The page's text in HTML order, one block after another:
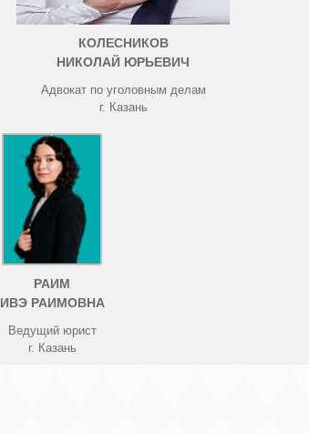
КОЛЕСНИКОВ
НИКОЛАЙ ЮРЬЕВИЧ
Адвокат по уголовным делам
г. Казань
РАИМ
ИВЭ РАИМОВНА
Ведущий юрист
г. Казань